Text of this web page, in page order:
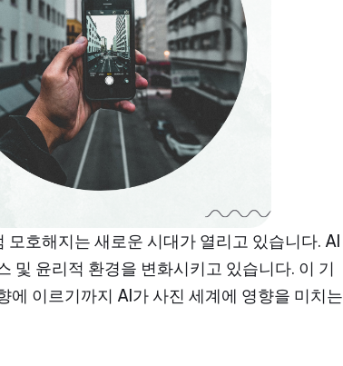
호해지는 새로운 시대가 열리고 있습니다. AI
및 윤리적 환경을 변화시키고 있습니다. 이 기
이르기까지 AI가 사진 세계에 영향을 미치는